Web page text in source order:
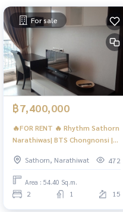
For sale
฿7,400,000
🔥FOR RENT 🔥 Rhythm Sathorn
Narathiwas| BTS Chongnonsi |
Sathorn, Narathiwat
472
Area : 54.40 Sq.m.
2 1 15